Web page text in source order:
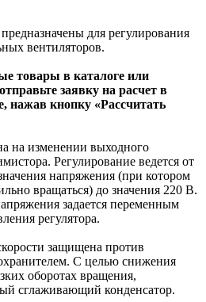
редназначены для регулирования
вентиляторов.
товары в каталоге или
заявку на расчет в
нажав кнопку «Рассчитать
на изменении выходного
Регулирование ведется от
напряжения (при котором
вращаться) до значения 220 В.
задается переменным
регулятора.
защищена против
С целью снижения
оборотах вращения,
сглаживающий конденсатор.